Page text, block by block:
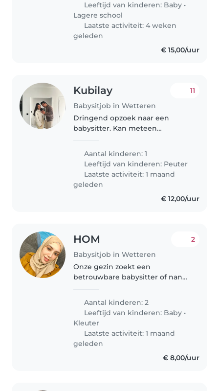
Leeftijd van kinderen: Baby •
Lagere school
Laatste activiteit: 4 weken
geleden
€ 15,00/uur
Kubilay
Babysitjob in Wetteren
11
Dringend opzoek naar een
babysitter. Kan meteen
Aantal kinderen: 1
Leeftijd van kinderen: Peuter
Laatste activiteit: 1 maand
geleden
€ 12,00/uur
HOM
Babysitjob in Wetteren
2
Onze gezin zoekt een
betrouwbare babysitter of nanny
kinderen, een baby en een
peuter. Onze kinderen zijn kalm,
onafhankelijk en energiek. Wij
zoeken iemand..
Aantal kinderen: 2
Leeftijd van kinderen: Baby •
Kleuter
Laatste activiteit: 1 maand
geleden
€ 8,00/uur